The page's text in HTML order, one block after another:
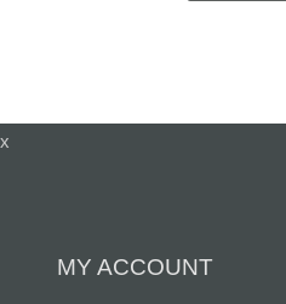
x
MY ACCOUNT